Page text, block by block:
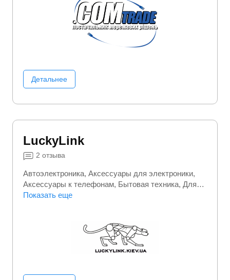
Детальнее
LuckyLink
2 отзыва
Автоэлектроника Аксессуары для электроники
Аксессуары к телефонам Бытовая техника Для
геймеров Инструменты
Портативная электроника Серверы
Телефоны Фото/Видео/Аудио
Показать еще